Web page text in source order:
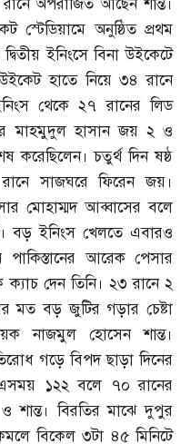
অপরাজিত আছেন শান্ত।
স্টেডিয়ামে অনুষ্ঠিত প্রথম
ইনিংসে বিনা উইকেটে
হাতে নিয়ে ৩৪ রানে
থেকে ২৭ রানের লিড
মাহমুদুল হাসান জয় ২ ও
করেছিলেন। চতুর্থ দিন ষষ্ঠ
সাজঘরে ফিরেন জয়।
মোহাম্মদ আব্বাসের বলে
বড় ইনিংস খেলতে এবারও
আরেক পেসার
দেন তিনি। ২৩ রানে ২
মত বড় জুটির গড়ার চেষ্টা
নাজমুল হোসেন শান্ত।
গড়ে বিপদ ছাড়া দিনের
১২২ বলে ৭০ রানের
শান্ত। বিরতির মাঝে দুপুর
বিকেল ৩টা ৪৫ মিনিটে